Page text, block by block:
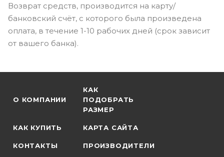
Возврат средств, производится на карту/
банковский счёт, с которого была произведена
оплата, в течение 1-10 рабочих дней (срок зависит
от вашего банка).
О КОМПАНИИ
КАК
ПОДОБРАТЬ
РАЗМЕР
КАК КУПИТЬ КАРТА САЙТА
КОНТАКТЫ ПРОИЗВОДИТЕЛИ